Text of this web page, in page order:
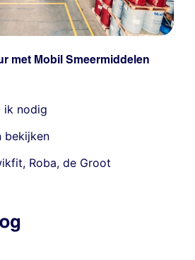
met Mobil Smeermiddelen
ik nodig
bekijken
, Roba,de Groot